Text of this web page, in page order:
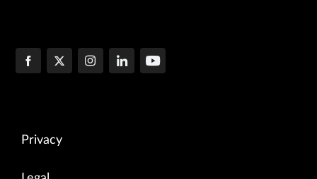
            }
            ],
            }
            "load-average-1" : [
Privacy